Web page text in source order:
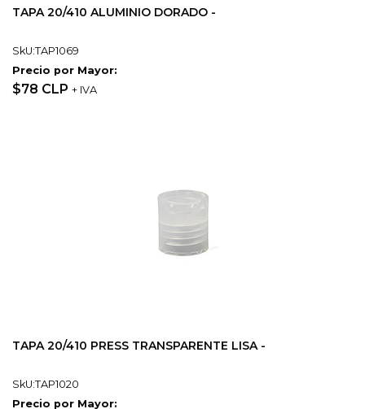
TAPA 20/410 ALUMINIO DORADO -
SkU:TAP1069
Precio por Mayor:
$78 CLP + IVA
TAPA 20/410 PRESS TRANSPARENTE LISA -
SkU:TAP1020
Precio por Mayor: